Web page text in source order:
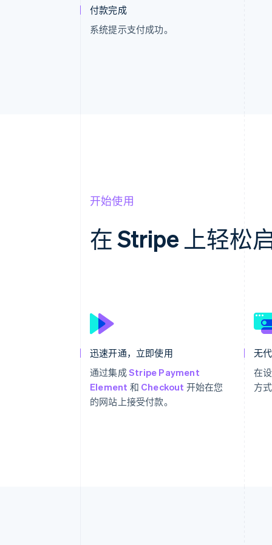
付款完成
系统提示支付成功。
开始使用
在 Stripe 上轻松
迅速开通，立即使用
通过集成Stripe Payment
Element 和 Checkout 开始在您
的网站上接受付款。
无
在
方